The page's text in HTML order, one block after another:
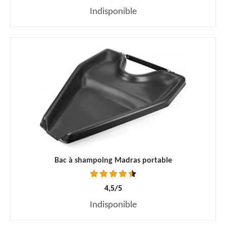
Indisponible
Bac à shampoing Madras portable
4,5/5
Indisponible